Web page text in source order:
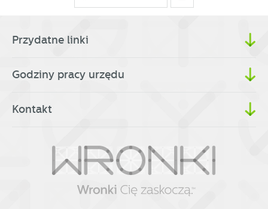
Przydatne linki
Godziny pracy urzędu
Kontakt